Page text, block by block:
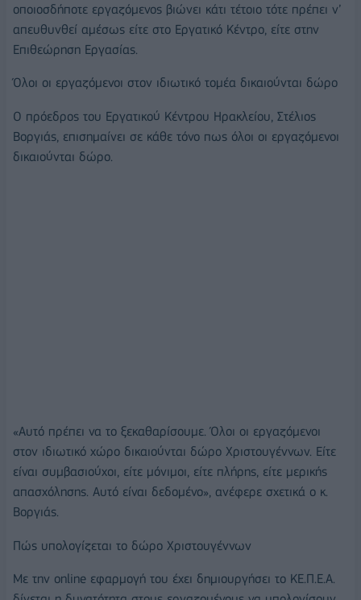
οποιοσδήποτε εργαζόμενος βιώνει κάτι τέτοιο τότε πρέπει ν’
απευθυνθεί αμέσως είτε στο Εργατικό Κέντρο, είτε στην
Επιθεώρηση Εργασίας.
Όλοι οι εργαζόμενοι στον ιδιωτικό τομέα δικαιούνται δώρο
Ο πρόεδρος του Εργατικού Κέντρου Ηρακλείου, Στέλιος
Βοργιάς, επισημαίνει σε κάθε τόνο πως όλοι οι εργαζόμενοι
δικαιούνται δώρο.
«Αυτό πρέπει να το ξεκαθαρίσουμε. Όλοι οι εργαζόμενοι
στον ιδιωτικό χώρο δικαιούνται δώρο Χριστουγέννων. Είτε
είναι συμβασιούχοι, είτε μόνιμοι, είτε πλήρης, είτε μερικής
απασχόλησης. Αυτό είναι δεδομένο», ανέφερε σχετικά ο κ.
Βοργιάς.
Πώς υπολογίζεται το δώρο Χριστουγέννων
Με την online εφαρμογή του έχει δημιουργήσει το ΚΕ.Π.Ε.Α.